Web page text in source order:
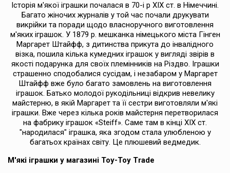
Історія м'якої іграшки почалася в 70-і р XIX ст. в Німеччині.
Багато жіночих журналів у той час почали друкувати
викрійки та поради щодо власноручного виготовлення
м'яких іграшок. У 1879 р. мешканка німецького міста Гінген
Маргарет Штайфф, з дитинства прикута до інвалідного
візка, пошила кілька кумедних іграшок у вигляді звірів в
якості подарунка для своїх племінників на Різдво. Іграшки
страшенно сподобалися сусідам, і незабаром у Маргарет
Штайфф вже було багато замовлень на виготовлення
іграшок. Батько молодої рукодільниці відкрив невелику
майстерню, в якій Маргарет та її сестри виготовляли м'які
іграшки. Вже через кілька років майстерня перетворилася
на фабрику іграшок «Steiff». Саме там в кінці XIX ст.
"народилася" іграшка, яка згодом стала улюбленою у
багатьох країнах світу. Це плюшевий ведмедик.
М'які іграшки у магазині Toy-Toy Trade